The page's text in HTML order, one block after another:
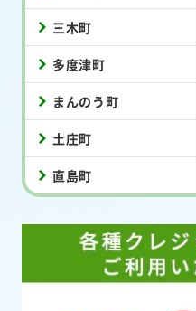
三木町
多度津町
まんのう町
土庄町
直島町